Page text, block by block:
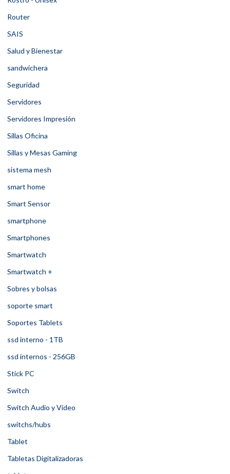
Router
SAIS
Salud y Bienestar
sandwichera
Seguridad
Servidores
Servidores Impresión
Sillas Oficina
Sillas y Mesas Gaming
sistema mesh
smart home
Smart Sensor
smartphone
Smartphones
Smartwatch
Smartwatch +
Sobres y bolsas
soporte smart
Soportes Tablets
ssd interno - 1TB
ssd internos - 256GB
Stick PC
Switch
Switch Audio y Video
switchs/hubs
Tablet
Tabletas Digitalizadoras